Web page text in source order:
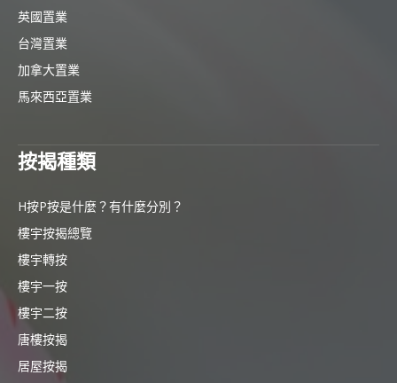
英國置業
台灣置業
加拿大置業
馬來西亞置業
按揭種類
H按P按是什麼？有什麼分別？
樓宇按揭總覽
樓宇轉按
樓宇一按
樓宇二按
唐樓按揭
居屋按揭